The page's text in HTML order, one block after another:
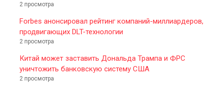
2 просмотра
Forbes анонсировал рейтинг компаний-миллиардеров,
продвигающих DLT-технологии
2 просмотра
Китай может заставить Дональда Трампа и ФРС
уничтожить банковскую систему США
2 просмотра